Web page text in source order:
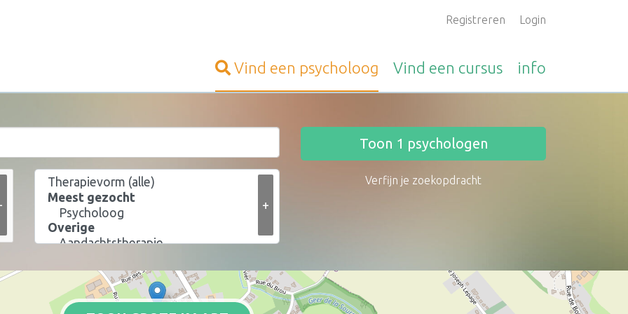
Registreren Login
Vind een psycholoog Vind een cursus info
+
Toon 1 psychologen
Verfijn je zoekopdracht